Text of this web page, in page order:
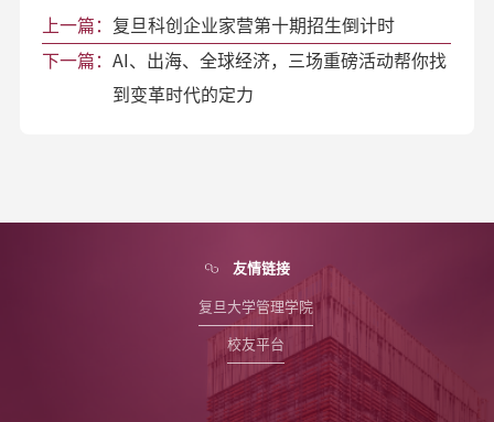
上一篇： 复旦科创企业家营第十期招生倒计时
下一篇： AI、出海、全球经济，三场重磅活动帮你找
到变革时代的定力
友情链接
复旦大学管理学院
校友平台